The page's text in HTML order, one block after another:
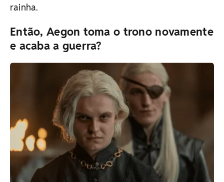
rainha.
Então, Aegon toma o trono novamente
e acaba a guerra?